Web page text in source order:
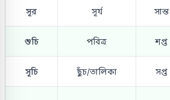
সূর সূর্য সান্ত
শুচি পবিত্র শপ্ত
সূচি ছুঁচ/তালিকা সপ্ত